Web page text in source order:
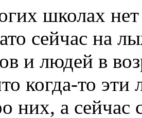
школах
сейчас на
и людей в
когда-то
них, а